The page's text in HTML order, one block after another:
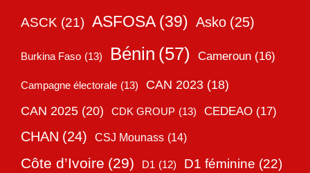
ASCK (21) ASFOSA (39) Asko (25)
Burkina Faso (13) Bénin (57) Cameroun (16)
Campagne électorale (13) CAN 2023 (18)
CAN 2025 (20) CDK GROUP (13) CEDEAO (17)
CHAN (24) CSJ Mounass (14)
Côte d’Ivoire (29) D1 (12) D1 féminine (22)